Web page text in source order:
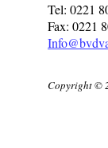
Tel: 0221
Fax: 0221
Copyright ©